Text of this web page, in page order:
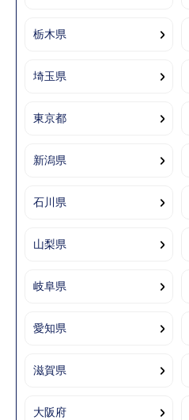
栃木県
埼玉県
東京都
新潟県
石川県
山梨県
岐阜県
愛知県
滋賀県
大阪府